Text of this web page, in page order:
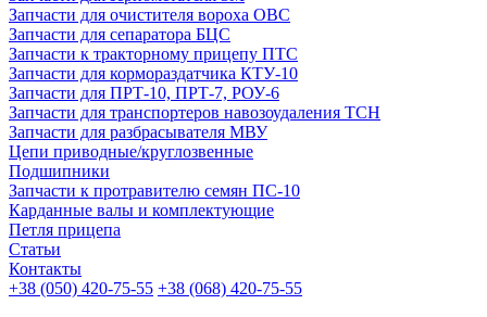
Запчасти для очистителя вороха ОВС
Запчасти для сепаратора БЦС
Запчасти к тракторному прицепу ПТС
Запчасти для кормораздатчика КТУ-10
Запчасти для ПРТ-10, ПРТ-7, РОУ-6
Запчасти для транспортеров навозоудаления ТСН
Запчасти для разбрасывателя МВУ
Цепи приводные/круглозвенные
Подшипники
Запчасти к протравителю семян ПС-10
Карданные валы и комплектующие
Петля прицепа
Статьи
Контакты
+38 (050) 420-75-55 +38 (068) 420-75-55